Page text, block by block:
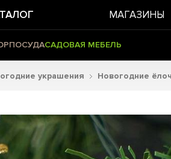
МАГАЗИНЫ
ПОСУДАСАДОВАЯ МЕБЕЛЬ
украшения Новогодние